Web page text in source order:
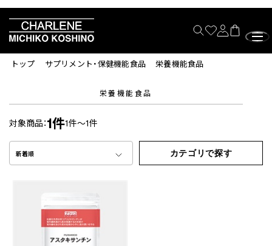
トップ サプリメント・保健機能食品 栄養機能食品
栄養機能食品
対象商品：1件1件～1件
新着順 カテゴリで探す